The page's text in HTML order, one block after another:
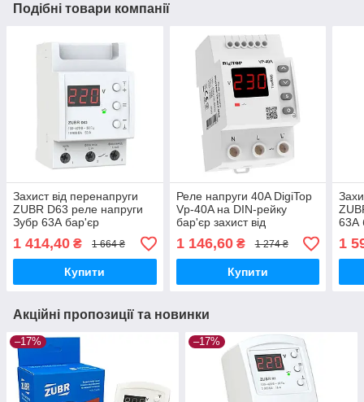
Подібні товари компанії
Захист від перенапруги
ZUBR D63 реле напруги
Зубр 63А бар'єр
1 414,40 ₴ 1 664 ₴
Купити
Реле напруги 40A DigiTop
Vp-40A на DIN-рейку
бар'єр захист від
1 146,60₴ 1 274 ₴
Купити
63А
1
Акційні пропозиції та новинки
–17% –17%